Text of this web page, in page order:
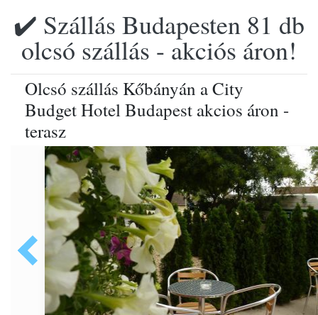
✔️ Szállás Budapesten 81 db
olcsó szállás - akciós áron!
Olcsó szállás Kőbányán a City
Budget Hotel Budapest akcios áron -
terasz